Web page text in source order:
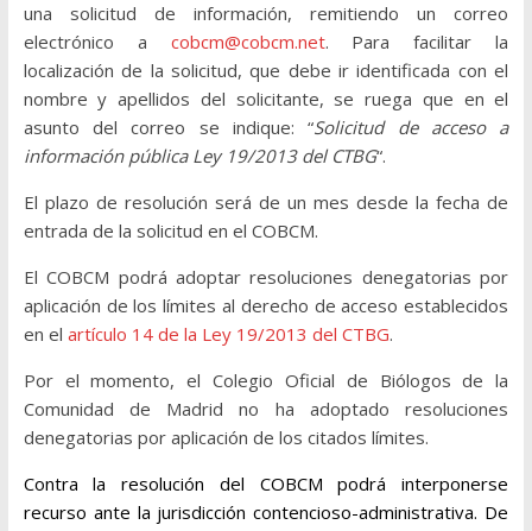
una solicitud de información, remitiendo un correo
electrónico a cobcm@cobcm.net. Para facilitar la
localización de la solicitud, que debe ir identificada con el
nombre y apellidos del solicitante, se ruega que en el
asunto del correo se indique: “Solicitud de acceso a
información pública Ley 19/2013 del CTBG“.
El plazo de resolución será de un mes desde la fecha de
entrada de la solicitud en el COBCM.
El COBCM podrá adoptar resoluciones denegatorias por
aplicación de los límites al derecho de acceso establecidos
en el artículo 14 de la Ley 19/2013 del CTBG.
Por el momento, el Colegio Oficial de Biólogos de la
Comunidad de Madrid no ha adoptado resoluciones
denegatorias por aplicación de los citados límites.
Contra la resolución del COBCM podrá interponerse
recurso ante la jurisdicción contencioso-administrativa. De